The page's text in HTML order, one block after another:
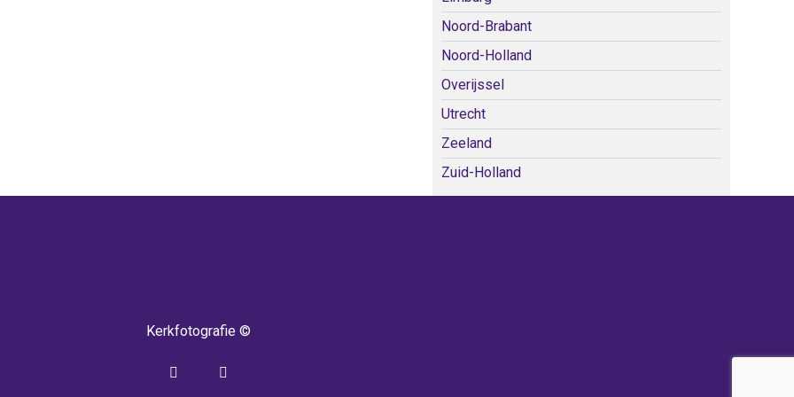
Noord-Brabant
Noord-Holland
Overijssel
Utrecht
Zeeland
Zuid-Holland
Kerkfotografie ©